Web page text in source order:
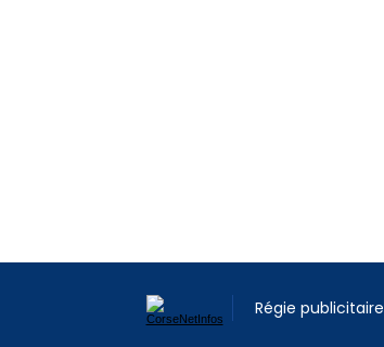
Régie publicitaire